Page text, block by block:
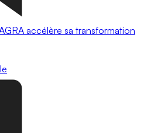
accélère sa transformation